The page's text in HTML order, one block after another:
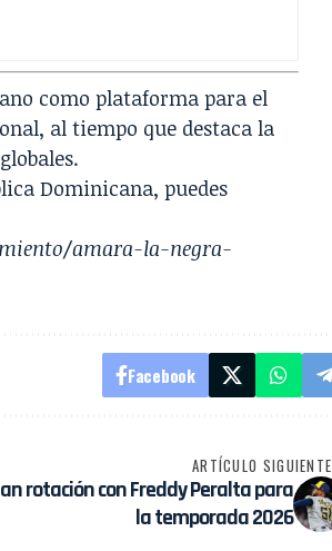
como plataforma para el
al tiempo que destaca la
Dominicana, puedes
amara-la-negra-
Facebook
ARTÍCULO SIGUIENTE
rotación con Freddy Peralta para
la temporada 2026